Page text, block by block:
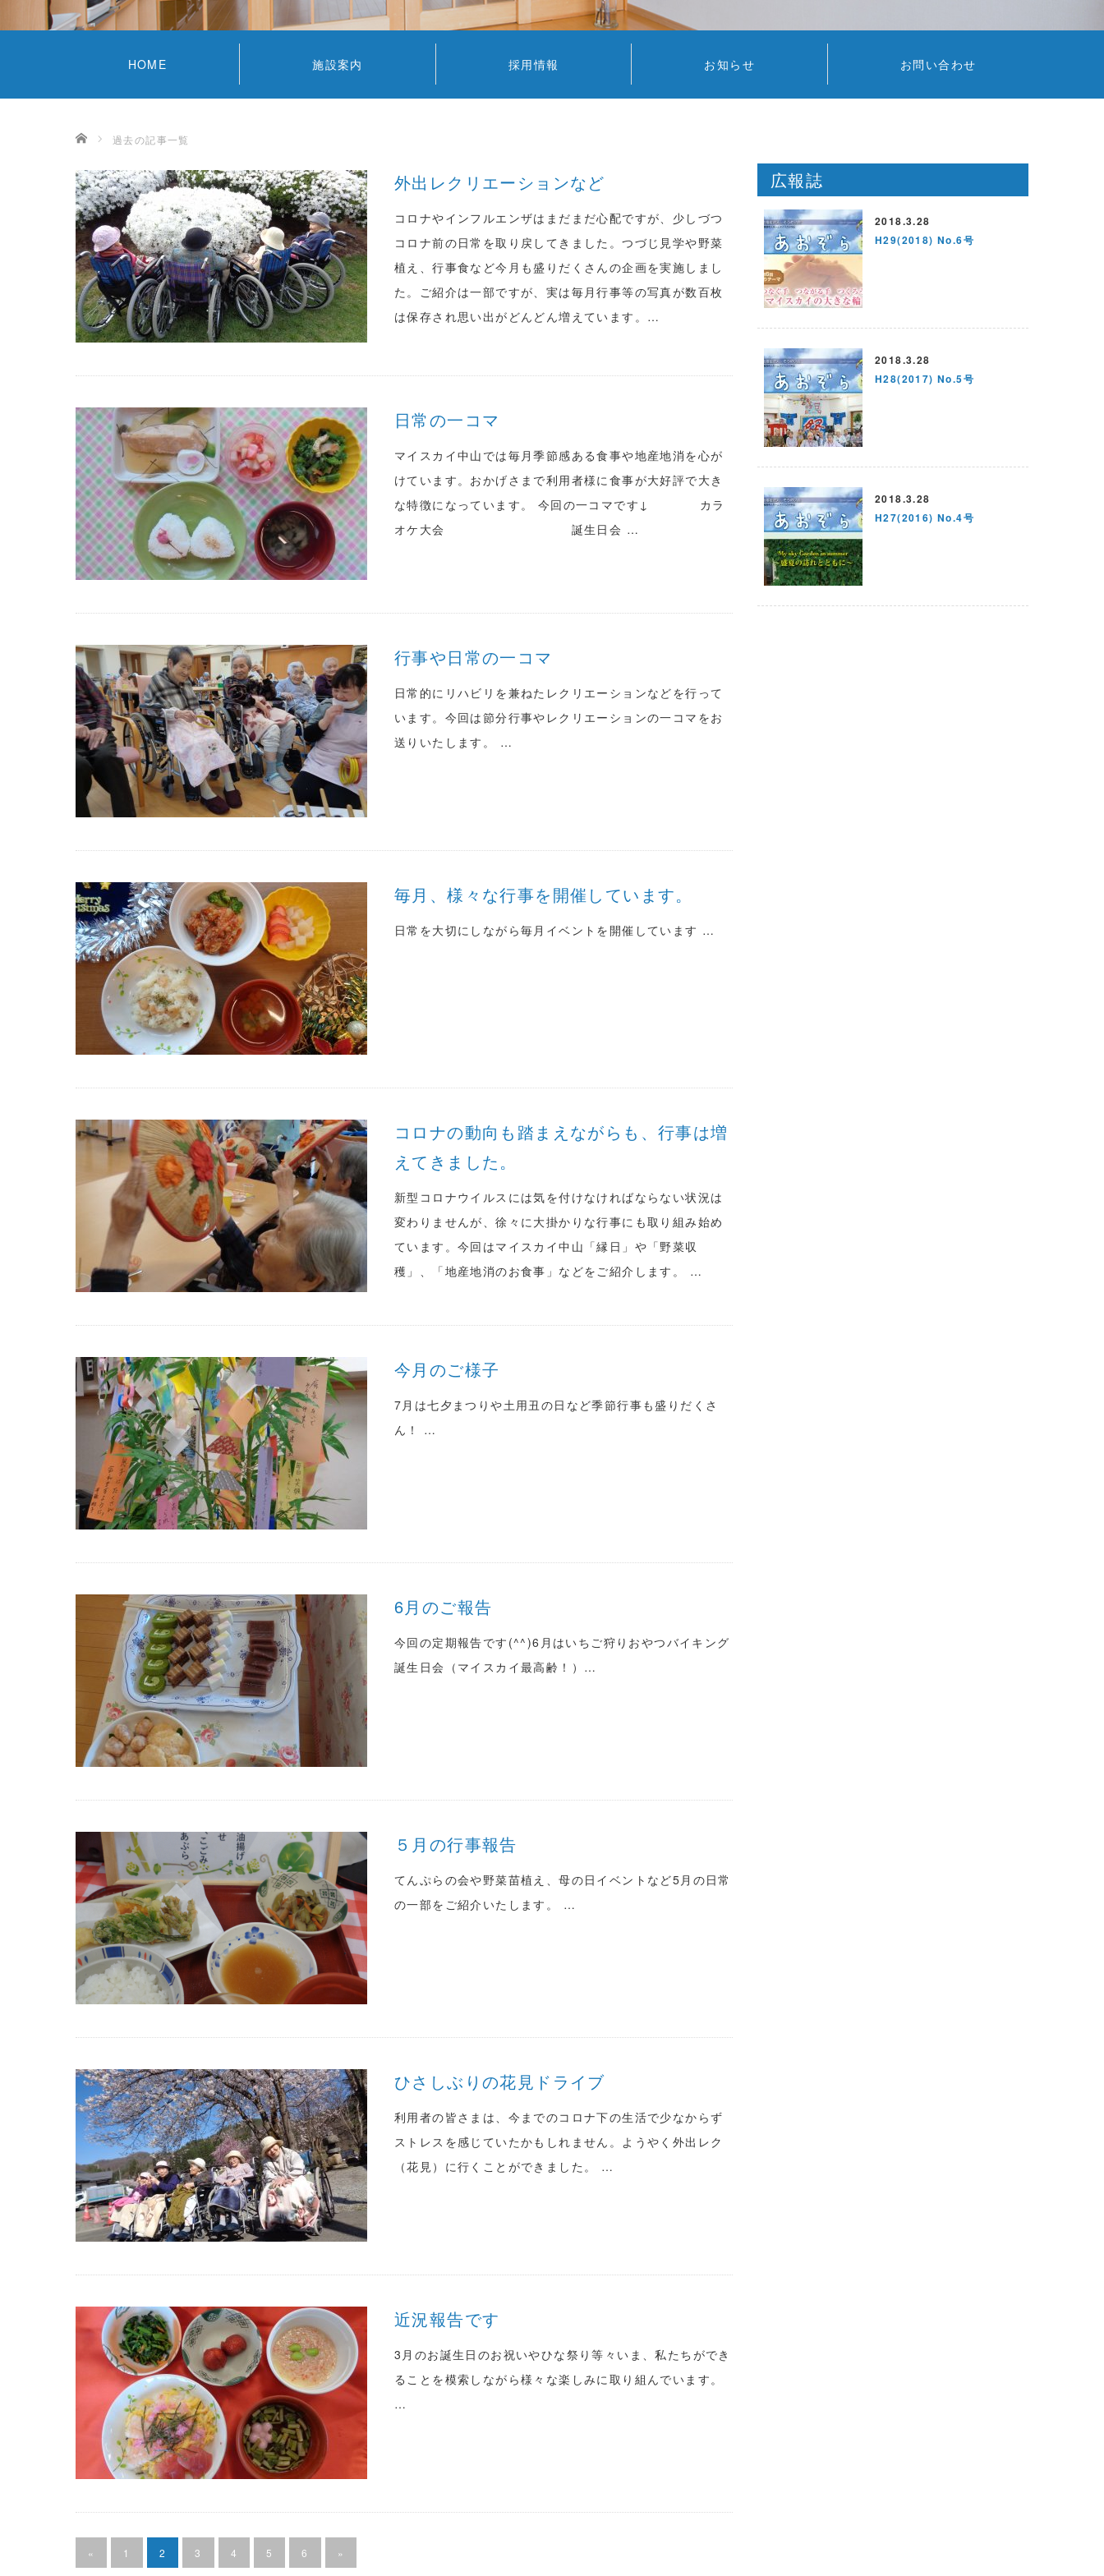
HOME 施設案内 採用情報 お知らせ お問い合わせ
ホーム 過去の記事一覧
外出レクリエーションなど
コロナやインフルエンザはまだまだ心配ですが、少しづつ
コロナ前の日常を取り戻してきました。つづじ見学や野菜
植え、行事食など今月も盛りだくさんの企画を実施しまし
た。ご紹介は一部ですが、実は毎月行事等の写真が数百枚
は保存され思い出がどんどん増えています。…
日常の一コマ
マイスカイ中山では毎月季節感ある食事や地産地消を心が
けています。おかげさまで利用者様に食事が大好評で大き
な特徴になっています。 今回の一コマです↓ カラ
オケ大会 誕生日会 …
行事や日常の一コマ
日常的にリハビリを兼ねたレクリエーションなどを行って
います。今回は節分行事やレクリエーションの一コマをお
送りいたします。 …
毎月、様々な行事を開催しています。
日常を大切にしながら毎月イベントを開催しています …
コロナの動向も踏まえながらも、行事は増
えてきました。
新型コロナウイルスには気を付けなければならない状況は
変わりませんが、徐々に大掛かりな行事にも取り組み始め
ています。今回はマイスカイ中山「縁日」や「野菜収
穫」、「地産地消のお食事」などをご紹介します。 …
今月のご様子
7月は七夕まつりや土用丑の日など季節行事も盛りだくさ
ん！ …
6月のご報告
今回の定期報告です(^^)6月はいちご狩りおやつバイキング
誕生日会（マイスカイ最高齢！）…
５月の行事報告
てんぷらの会や野菜苗植え、母の日イベントなど5月の日常
の一部をご紹介いたします。 …
ひさしぶりの花見ドライブ
利用者の皆さまは、今までのコロナ下の生活で少なからず
ストレスを感じていたかもしれません。ようやく外出レク
（花見）に行くことができました。 …
近況報告です
3月のお誕生日のお祝いやひな祭り等々いま、私たちができ
ることを模索しながら様々な楽しみに取り組んでいます。
…
« 1 2 3 4 5 6 »
広報誌
2018.3.28
H29(2018) No.6号
2018.3.28
H28(2017) No.5号
2018.3.28
H27(2016) No.4号